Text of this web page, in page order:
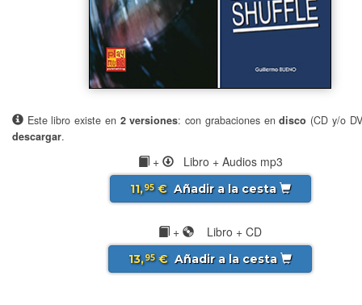
Este libro existe en 2 versiones: con grabaciones endisco (CD y/o
descargar.
+ Libro + Audios mp3
11,95€ Añadir a la cesta
+ Libro + CD
13,95€ Añadir a la cesta